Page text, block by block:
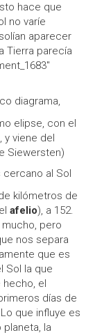
hace que
no varíe
aparecer
Tierra parecía
diagrama,
elipse, con el
y viene del
Siewersten)
al Sol
kilómetros de
afelio), a 152.
pero
nos separa
que es
Sol la que
el
días de
que influye es
la